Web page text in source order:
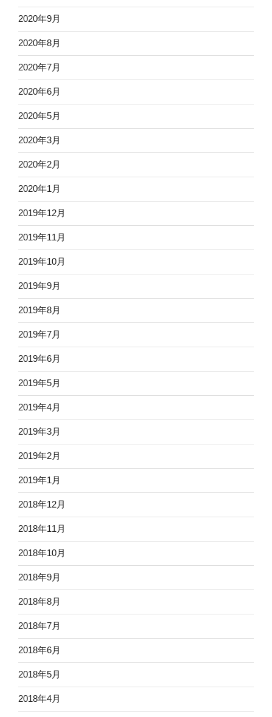
2020年9月
2020年8月
2020年7月
2020年6月
2020年5月
2020年3月
2020年2月
2020年1月
2019年12月
2019年11月
2019年10月
2019年9月
2019年8月
2019年7月
2019年6月
2019年5月
2019年4月
2019年3月
2019年2月
2019年1月
2018年12月
2018年11月
2018年10月
2018年9月
2018年8月
2018年7月
2018年6月
2018年5月
2018年4月